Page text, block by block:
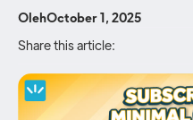
OlehOctober 1, 2025
Share this article: